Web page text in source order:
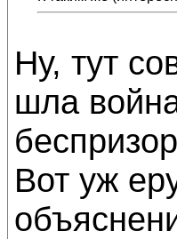
Ну, тут
шла
Вот уж